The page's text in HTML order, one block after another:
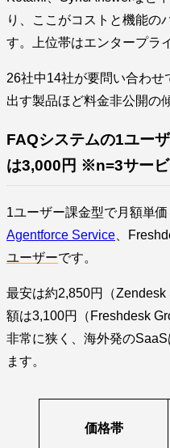
り、ここがコストと機能の
す。上位帯はエンタープラ
26社中14社が要問い合わせ
出す製品ほど料金非公開の
FAQシステムの1ユー
は3,000円 ※n=3サー
1ユーザー課金型で月額単
Agentforce Service 、
ユーザーです。
最安は約2,850円（
額は3,100円（Freshdesk
非常に狭く、海外発の
ます。
価格帯